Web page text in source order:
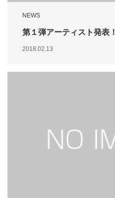
NEWS
第１弾アーティスト発表！
2018.02.13